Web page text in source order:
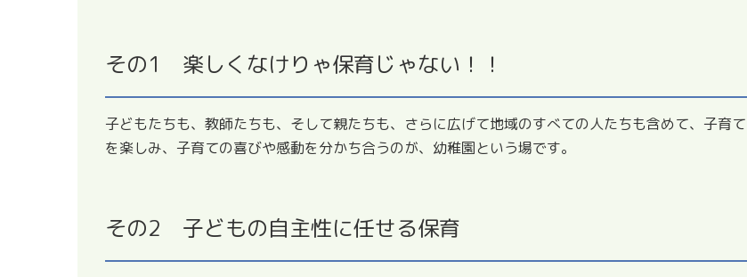
その1 楽しくなけりゃ保育じゃない！！
子どもたちも、教師たちも、そして親たちも、さらに広げて地域のすべての人たちも含めて、子育て
を楽しみ、子育ての喜びや感動を分かち合うのが、幼稚園という場です。
その2 子どもの自主性に任せる保育